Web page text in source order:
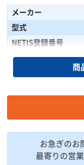
メーカー
型式
NETIS登録番号
【走行時】全長(mm)
【走行時】全幅(mm)
【使用時】全幅(mm)
【使用時】全高(mm)
質量(kg)
商
お急ぎのお
最寄りの営